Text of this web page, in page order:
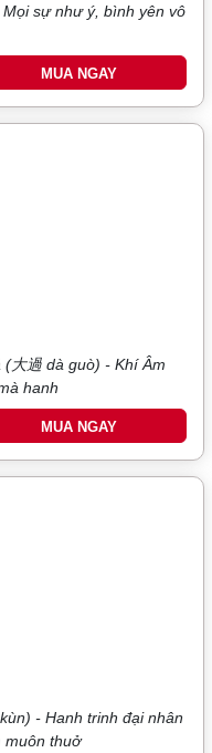
sự như ý, bình yên vô
MUA NGAY
大過 dà guò) - Khí Âm
hanh
MUA NGAY
- Hanh trinh đại nhân
muôn thuở